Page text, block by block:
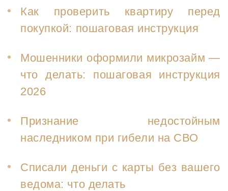
Как проверить квартиру перед
покупкой: пошаговая инструкция
Мошенники оформили микрозайм —
что делать: пошаговая инструкция
2026
Признание недостойным
наследником при гибели на СВО
Списали деньги с карты без вашего
ведома: что делать